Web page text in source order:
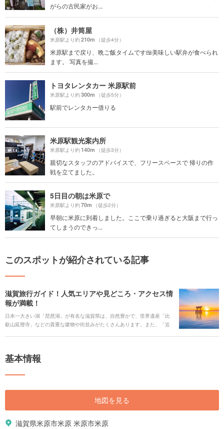
がらの古民家がお...
（株）井筒屋
米原駅より約210m （徒歩4分）
米原駅まで戻り、晩ご飯タイムです🍱美味しい駅弁が食べられ
ます。 写真を撮...
トヨタレンタカー 米原駅前
米原駅より約300m （徒歩5分）
駅前でレンタカー借りる
米原駅観光案内所
米原駅より約140m （徒歩3分）
親切なスタッフのアドバイスで、フリースペースで 帰りの作
戦を立てました。
5日目の朝は米原で
米原駅より約70m （徒歩2分）
早朝に米原に到着しました。ここで乗り過ぎると大阪まで行っ
てしまうのできっ...
このスポットが紹介されている記事
滋賀旅行ガイド！人気エリアや見どころ・アクセス情
報が満載！
日本一大きい湖「琵琶湖」が有名な滋賀県は、自然豊かで、世界遺産「比
叡山延暦寺」などの貴重な建物や街並みがたくさんあります。また、「近
ットなどを一挙にご紹介します！
基本情報
地図を見る
滋賀県米原市米原 米原市米原